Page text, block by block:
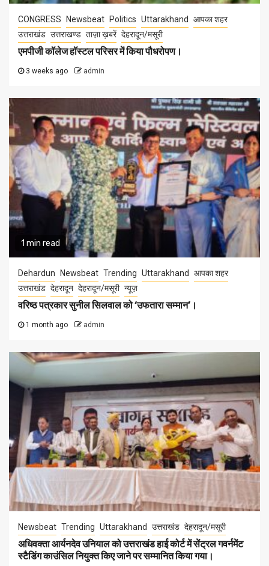
CONGRESS Newsbeat Politics Uttarakhand
आपका शहर
उत्तराखंड उत्तराखण्ड ताज़ा ख़बरें देहरादून/मसूरी
एमपीजी कॉलेज हॉस्टल परिसर में किया पौधरोपण।
3 weeks ago admin
1 min read
Dehardun Newsbeat Trending Uttarakhand
आपका शहर
उत्तराखंड देहरादून देहरादून/मसूरी न्यूज़
वरिष्ठ पत्रकार सुनील सिलवाल को ‘उफतारा सम्मान’।
1 month ago admin
Newsbeat Trending Uttarakhand उत्तराखंड देहरादून/मसूरी
अधिवक्ता आर्यनदेव उनियाल को उत्तराखंड हाई कोर्ट में सेंट्रल गवर्नमेंट
स्टैडिंग काउंसिल नियुक्त किए जाने पर सम्मानित किया गया।